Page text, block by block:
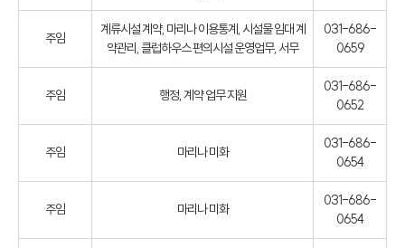
주임
계류시설 계약, 마리나 이용통계, 시설물 임대 계
약관리, 클럽하우스 편의시설 운영업무, 서무
031-686-
0659
주임 행정, 계약 업무 지원
031-686-
0652
주임 마리나 미화
031-686-
0654
주임 마리나 미화
031-686-
0654